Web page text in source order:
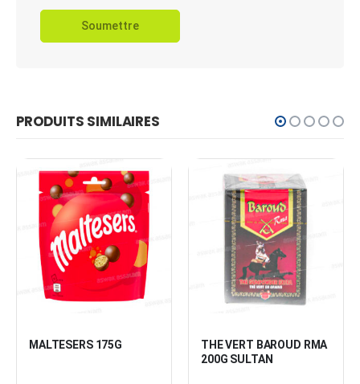
PRODUITS SIMILAIRES
MALTESERS 175G
THE VERT BAROUD RMA
200G SULTAN